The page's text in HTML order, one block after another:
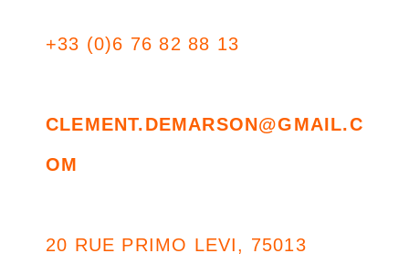
+33 (0)6 76 82 88 13
CLEMENT.DEMARSON@GMAIL.C
OM
20 RUE PRIMO LEVI, 75013